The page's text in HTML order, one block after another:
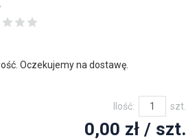
Oczekujemy na dostawę.
Ilość: szt.
0,00 zł/ szt.